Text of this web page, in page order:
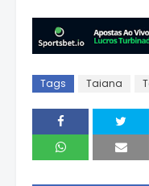
Tags Taiana